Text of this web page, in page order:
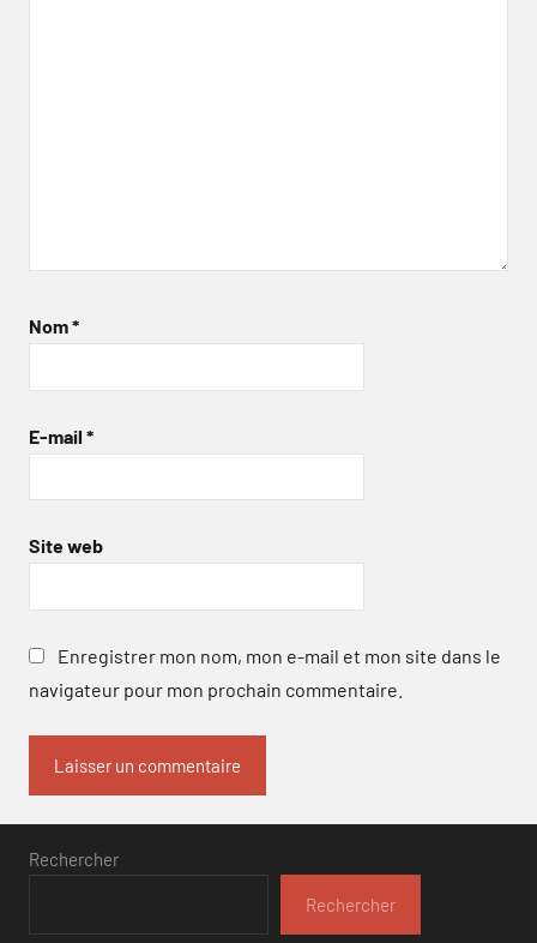
Nom*
E-mail *
Site web
Enregistrer mon nom, mon e-mail et mon site dans le
navigateur pour mon prochain commentaire.
Rechercher
Rechercher